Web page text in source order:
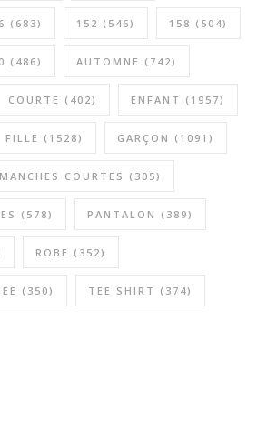
(683) 152 (546) 158 (504)
(486) AUTOMNE (742)
COURTE (402) ENFANT (1957)
FILLE (1528) GARÇON (1091)
MANCHES COURTES (305)
(578) PANTALON (389)
ROBE (352)
(350) TEE SHIRT (374)